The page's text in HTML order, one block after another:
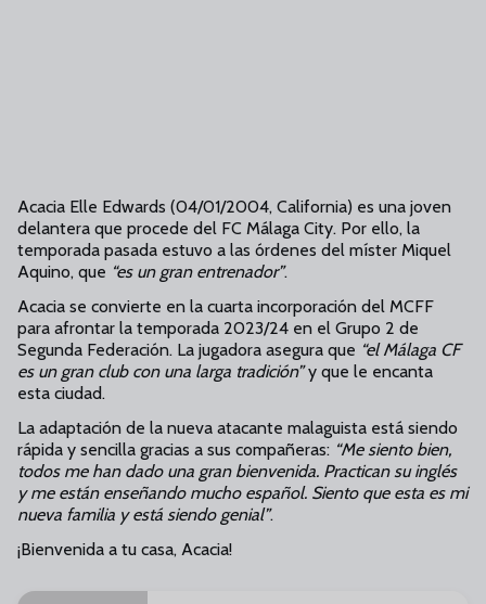
Acacia Elle Edwards (04/01/2004, California) es una joven
delantera que procede del FC Málaga City. Por ello, la
temporada pasada estuvo a las órdenes del míster Miquel
Aquino, que “es un gran entrenador”.
Acacia se convierte en la cuarta incorporación del MCFF
para afrontar la temporada 2023/24 en el Grupo 2 de
Segunda Federación. La jugadora asegura que “el Málaga CF
es un gran club con una larga tradición”y que le encanta
esta ciudad.
La adaptación de la nueva atacante malaguista está siendo
rápida y sencilla gracias a sus compañeras: “Me siento bien,
todos me han dado una gran bienvenida. Practican su inglés
y me están enseñando mucho español. Siento que esta es mi
nueva familia y está siendo genial”.
¡Bienvenida a tu casa, Acacia!